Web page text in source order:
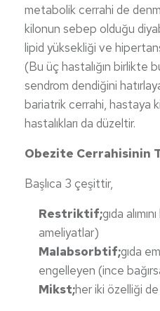
metabolik cerrahi de
kilonun sebep olduğu
lipid yüksekliği ve
(Bu üç hastalığın birlikte
sendrom dendiğini
bariatrik cerrahi, hastaya
hastalıkları da düzeltir.
Obezite Cerrahisinin
Başlıca 3 çeşittir,
Restriktif;gıda
ameliyatlar)
Malabsorbtif;gıda
engelleyen (ince
Mikst;her iki özelliği